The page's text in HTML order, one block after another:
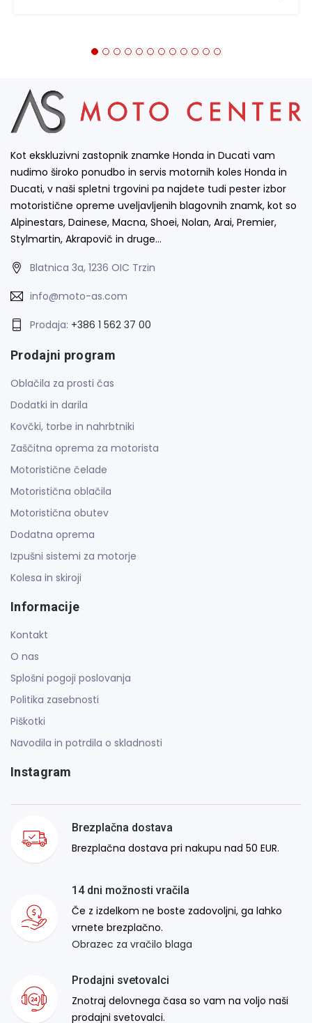
Kot ekskluzivni zastopnik znamke Honda in Ducati vam
nudimo široko ponudbo in servis motornih koles Honda in
Ducati, v naši spletni trgovini pa najdete tudi pester izbor
motoristične opreme uveljavljenih blagovnih znamk, kot so
Alpinestars, Dainese, Macna, Shoei, Nolan, Arai, Premier,
Stylmartin, Akrapovič in druge…
Blatnica 3a, 1236 OIC Trzin
info@moto-as.com
Prodaja: +386 1 562 37 00
Prodajni program
Oblačila za prosti čas
Dodatki in darila
Kovčki, torbe in nahrbtniki
Zaščitna oprema za motorista
Motoristične čelade
Motoristična oblačila
Motoristična obutev
Dodatna oprema
Izpušni sistemi za motorje
Kolesa in skiroji
Informacije
Kontakt
O nas
Splošni pogoji poslovanja
Politika zasebnosti
Piškotki
Navodila in potrdila o skladnosti
Instagram
Brezplačna dostava
Brezplačna dostava pri nakupu nad 50 EUR.
14 dni možnosti vračila
Če z izdelkom ne boste zadovoljni, ga lahko
vrnete brezplačno.
Obrazec za vračilo blaga
Prodajni svetovalci
Znotraj delovnega časa so vam na voljo naši
prodajni svetovalci.